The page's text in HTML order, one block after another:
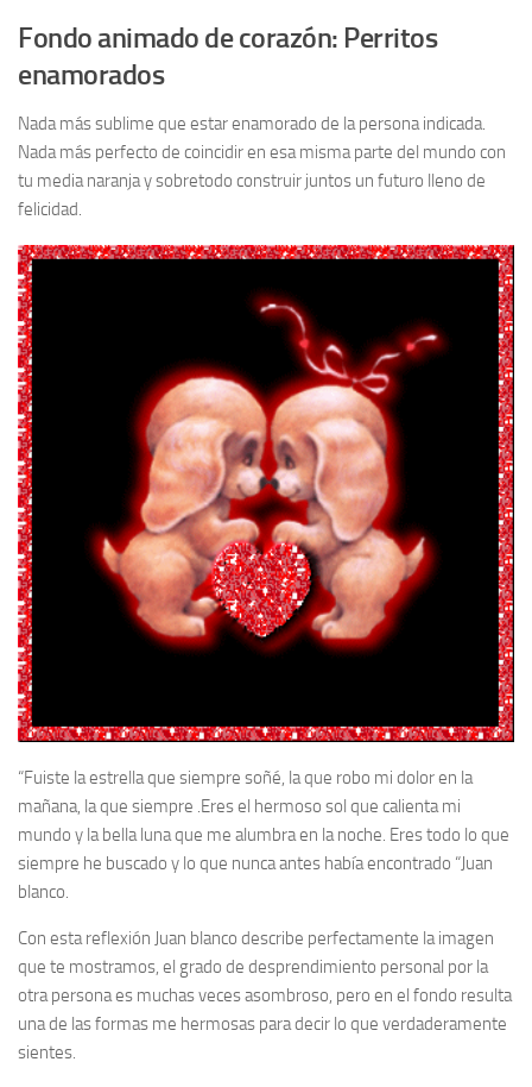
Fondo animado de corazón: Perritos
enamorados
Nada más sublime que estar enamorado de la persona indicada.
Nada más perfecto de coincidir en esa misma parte del mundo con
tu media naranja y sobretodo construir juntos un futuro lleno de
felicidad.
“Fuiste la estrella que siempre soñé, la que robo mi dolor en la
mañana, la que siempre .Eres el hermoso sol que calienta mi
mundo y la bella luna que me alumbra en la noche. Eres todo lo que
siempre he buscado y lo que nunca antes había encontrado “Juan
blanco.
Con esta reflexión Juan blanco describe perfectamente la imagen
que te mostramos, el grado de desprendimiento personal por la
otra persona es muchas veces asombroso, pero en el fondo resulta
una de las formas me hermosas para decir lo que verdaderamente
sientes.